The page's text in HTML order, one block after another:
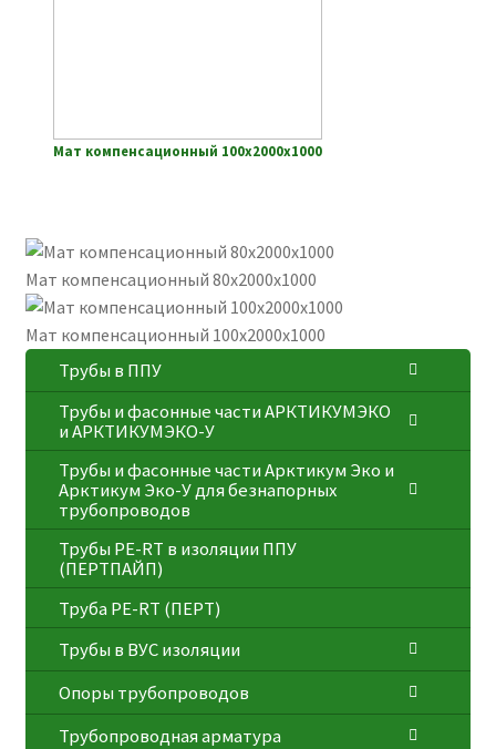
Мат компенсационный 100х2000х1000
Мат компенсационный 80х2000х1000
Мат компенсационный 100х2000х1000
Трубы в ППУ
Трубы и фасонные части АРКТИКУМЭКО
и АРКТИКУМЭКО-У
Трубы и фасонные части Арктикум Эко и
Арктикум Эко-У для безнапорных
трубопроводов
Трубы PE-RT в изоляции ППУ
(ПЕРТПАЙП)
⁠Трубa PE-RT (ПЕРТ)
Трубы в ВУС изоляции
Опоры трубопроводов
Трубопроводная арматура